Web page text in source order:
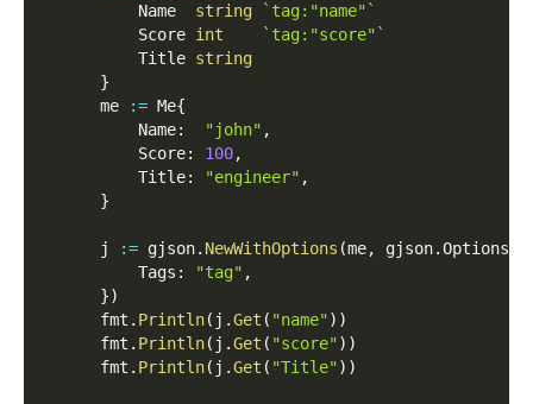
          Name
string
`tag:"name"`
          Score
int
`tag:"score"`
          Title
string
}
      me
:= Me{
          Name
: "john" ,
          Score
: 100,
          Title
: "engineer" ,
}
      j
:= gjson. NewWithOptions (me, gjson.Options
          Tags
: "tag" ,
})
      fmt
. Println( j .Get ( "name") )
      fmt
. Println( j .Get ( "score") )
      fmt
. Println( j .Get ( "Title") )